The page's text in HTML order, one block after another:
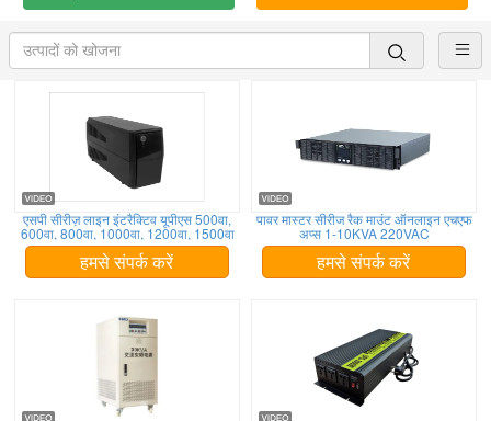
एसपी सीरीज़ लाइन इंटरैक्टिव यूपीएस 500वा,
600वा, 800वा, 1000वा, 1200वा, 1500वा
हमसे संपर्क करें
पावर मास्टर सीरीज रैक माउंट ऑनलाइन एचएफ
अप्स 1-10KVA 220VAC
हमसे संपर्क करें